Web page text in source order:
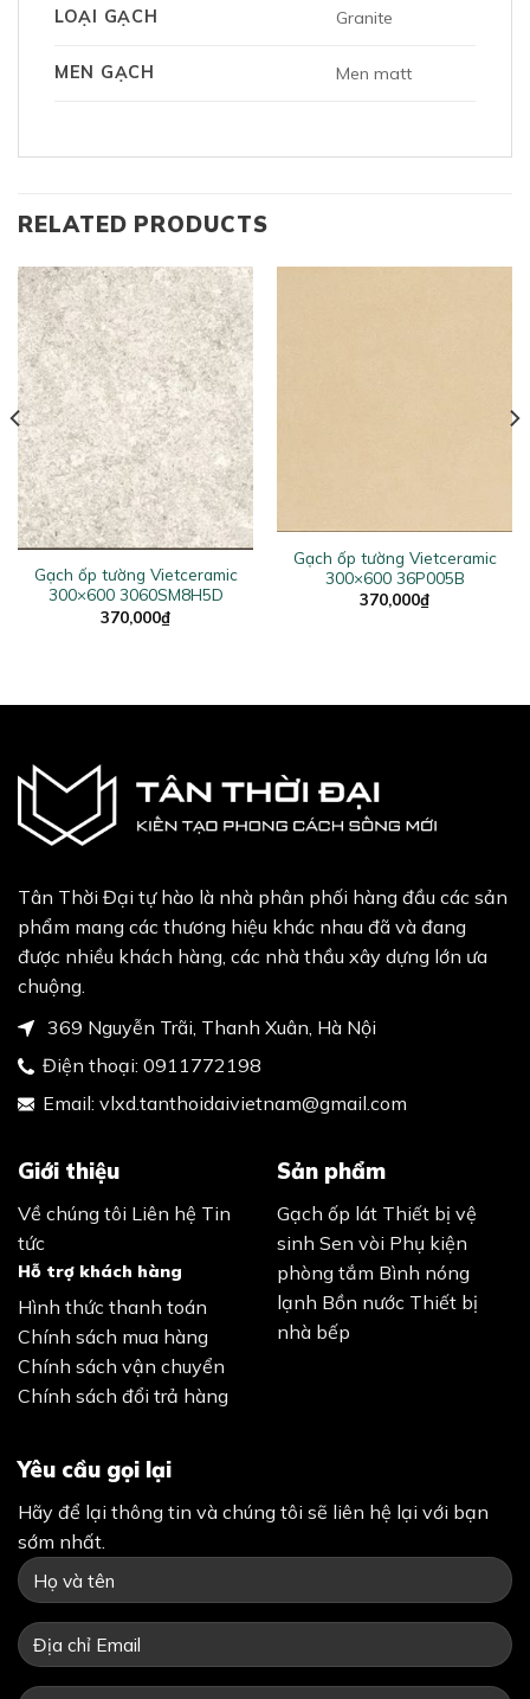
LOẠI GẠCH Granite
MEN GẠCH Men matt
RELATED PRODUCTS
Gạch ốp tường Vietceramic
300×600 3060SM8H5D
370,000₫
Gạch ốp tường Vietceramic
300×600 36P005B
370,000₫
Tân Thời Đại tự hào là nhà phân phối hàng đầu các sản
phẩm mang các thương hiệu khác nhau đã và đang
được nhiều khách hàng, các nhà thầu xây dựng lớn ưa
chuộng.
369 Nguyễn Trãi, Thanh Xuân, Hà Nội
Điện thoại: 0911772198
Email: vlxd.tanthoidaivietnam@gmail.com
Giới thiệu
Về chúng tôi Liên hệ Tin
tức
Hỗ trợ khách hàng
Hình thức thanh toán
Chính sách mua hàng
Chính sách vận chuyển
Chính sách đổi trả hàng
Sản phẩm
Gạch ốp lát Thiết bị vệ
sinh Sen vòi Phụ kiện
phòng tắm Bình nóng
lạnh Bồn nước Thiết bị
nhà bếp
Yêu cầu gọi lại
Hãy để lại thông tin và chúng tôi sẽ liên hệ lại với bạn
sớm nhất.